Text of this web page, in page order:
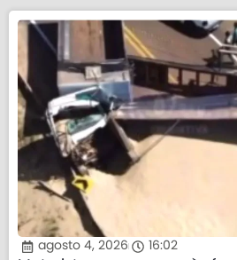
agosto 4, 2026 16:02